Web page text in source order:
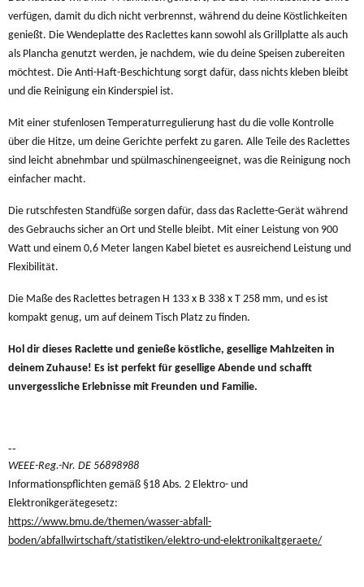
verfügen, damit du dich nicht verbrennst, während du deine Köstlichkeiten
genießt. Die Wendeplatte des Raclettes kann sowohl als Grillplatte als auch
als Plancha genutzt werden, je nachdem, wie du deine Speisen zubereiten
möchtest. Die Anti-Haft-Beschichtung sorgt dafür, dass nichts kleben bleibt
und die Reinigung ein Kinderspiel ist.
Mit einer stufenlosen Temperaturregulierung hast du die volle Kontrolle
über die Hitze, um deine Gerichte perfekt zu garen. Alle Teile des Raclettes
sind leicht abnehmbar und spülmaschinengeeignet, was die Reinigung noch
einfacher macht.
Die rutschfesten Standfüße sorgen dafür, dass das Raclette-Gerät während
des Gebrauchs sicher an Ort und Stelle bleibt. Mit einer Leistung von 900
Watt und einem 0,6 Meter langen Kabel bietet es ausreichend Leistung und
Flexibilität.
Die Maße des Raclettes betragen H 133 x B 338 x T 258 mm, und es ist
kompakt genug, um auf deinem Tisch Platz zu finden.
Hol dir dieses Raclette und genieße köstliche, gesellige Mahlzeiten in
deinem Zuhause! Es ist perfekt für gesellige Abende und schafft
unvergessliche Erlebnisse mit Freunden und Familie.
--
WEEE-Reg.-Nr. DE 56898988
Informationspflichten gemäß §18 Abs. 2 Elektro- und
Elektronikgerätegesetz:
https://www.bmu.de/themen/wasser-abfall-
boden/abfallwirtschaft/statistiken/elektro-und-elektronikaltgeraete/